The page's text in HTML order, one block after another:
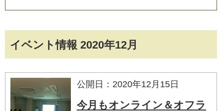
イベント情報 2020年12月
公開日：2020年12月15日
今月もオンライン＆オフラ